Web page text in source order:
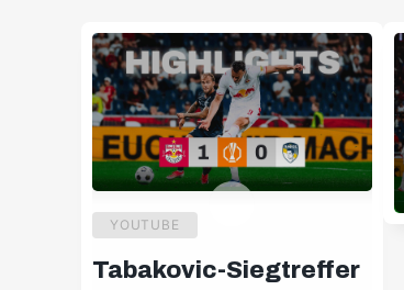
YOUTUBE
Tabakovic-Siegtreffer